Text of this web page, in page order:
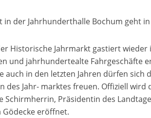
der Jahrhunderthalle Bochum geht in
Historische Jahrmarkt gastiert
und jahrhundertealte Fahrgeschäfte
auch in den letzten Jahren dürfen sich
des Jahr- marktes freuen. Offiziell
Schirmherrin, Präsidentin des
Gödecke eröffnet.